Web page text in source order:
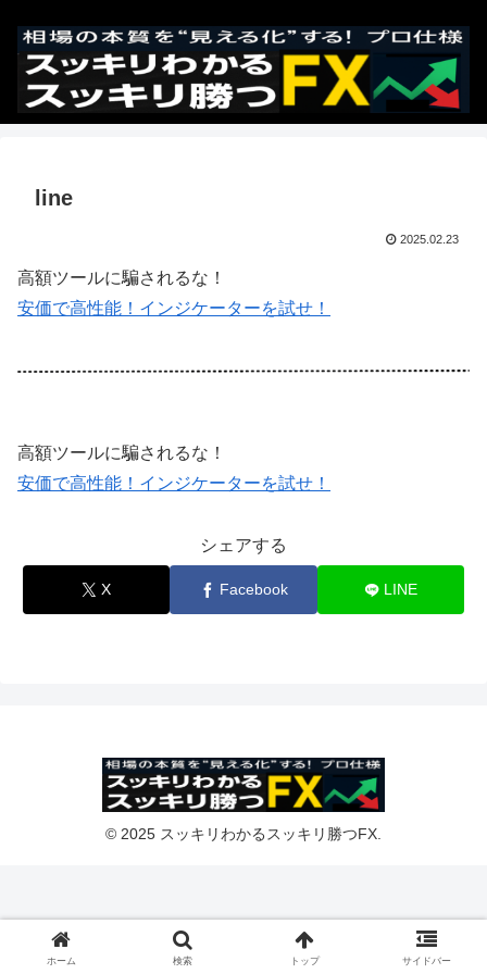
line
2025.02.23
高額ツールに騙されるな！
安価で高性能！インジケーターを試せ！
高額ツールに騙されるな！
安価で高性能！インジケーターを試せ！
シェアする
X Facebook LINE
© 2025 スッキリわかるスッキリ勝つFX.
ホーム 検索 トップ サイドバー